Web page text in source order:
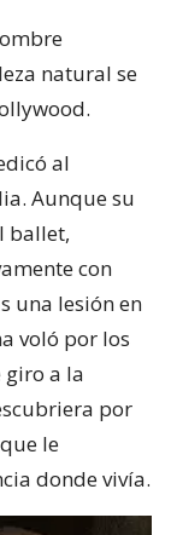
natural se
al
Aunque su
ballet,
con
una lesión en
voló por los
a la
por
le
donde vivía.